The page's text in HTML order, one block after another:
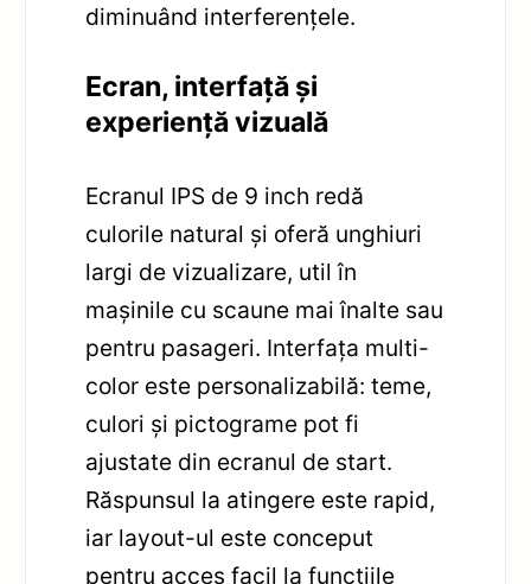
diminuând interferențele.
Ecran, interfață și
experiență vizuală
Ecranul IPS de 9 inch redă
culorile natural și oferă unghiuri
largi de vizualizare, util în
mașinile cu scaune mai înalte sau
pentru pasageri. Interfața multi-
color este personalizabilă: teme,
culori și pictograme pot fi
ajustate din ecranul de start.
Răspunsul la atingere este rapid,
iar layout-ul este conceput
pentru acces facil la funcțiile